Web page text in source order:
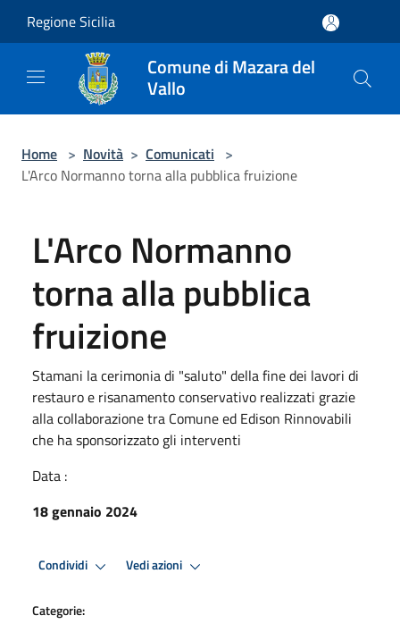
Regione Sicilia
Comune di Mazara del
Vallo
Home > Novità > Comunicati >
L'Arco Normanno torna alla pubblica fruizione
L'Arco Normanno
torna alla pubblica
fruizione
Stamani la cerimonia di "saluto" della fine dei lavori di
restauro e risanamento conservativo realizzati grazie
alla collaborazione tra Comune ed Edison Rinnovabili
che ha sponsorizzato gli interventi
Data :
18 gennaio 2024
Condividi Vedi azioni
Categorie: